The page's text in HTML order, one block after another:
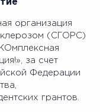
организация
(СГОРС)
за счет
Федерации
грантов.